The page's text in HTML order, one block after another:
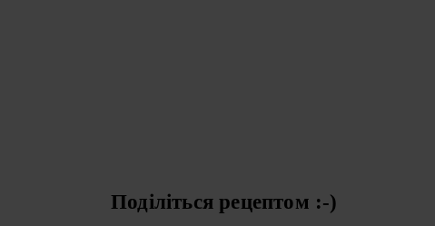
Поділіться рецептом :-)